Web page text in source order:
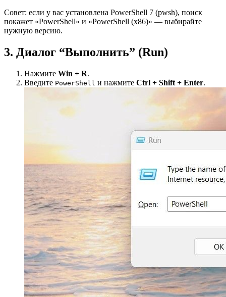
Совет: если у вас установлена PowerShell 7 (pwsh), поиск
покажет «PowerShell» и «PowerShell (x86)» — выбирайте
нужную версию.
3. Диалог “Выполнить” (Run)
Нажмите Win + R.
Введите PowerShell и нажмите Ctrl + Shift + Enter.